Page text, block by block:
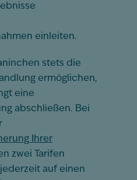
einleiten.
stets die
ermöglichen,
eine
abschließen. Bei
Ihrer
zwei Tarifen
auf einen